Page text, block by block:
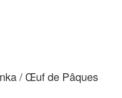
/ Œuf de Pâques